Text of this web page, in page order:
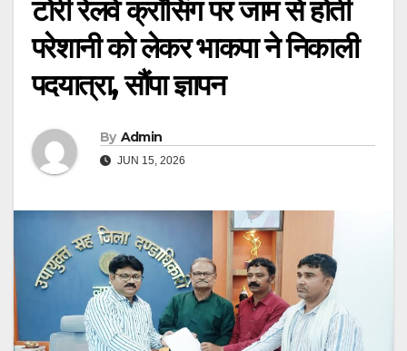
टोरी रेलवे क्रॉसिंग पर जाम से होती
परेशानी को लेकर भाकपा ने निकाली
पदयात्रा, सौंपा ज्ञापन
By Admin
JUN 15, 2026